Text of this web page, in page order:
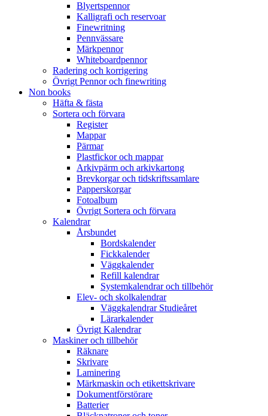
Blyertspennor
Kalligrafi och reservoar
Finewritning
Pennvässare
Märkpennor
Whiteboardpennor
Radering och korrigering
Övrigt Pennor och finewriting
Non books
Häfta & fästa
Sortera och förvara
Register
Mappar
Pärmar
Plastfickor och mappar
Arkivpärm och arkivkartong
Brevkorgar och tidskriftssamlare
Papperskorgar
Fotoalbum
Övrigt Sortera och förvara
Kalendrar
Årsbundet
Bordskalender
Fickkalender
Väggkalender
Refill kalendrar
Systemkalendrar och tillbehör
Elev- och skolkalendrar
Väggkalendrar Studieåret
Lärarkalender
Övrigt Kalendrar
Maskiner och tillbehör
Räknare
Skrivare
Laminering
Märkmaskin och etikettskrivare
Dokumentförstörare
Batterier